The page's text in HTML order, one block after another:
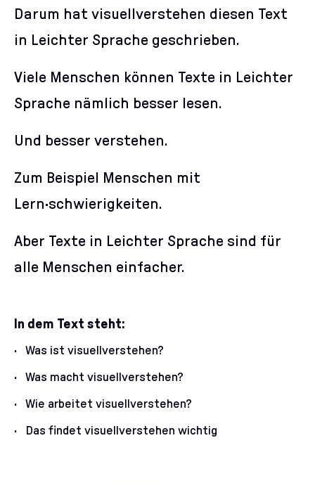
Darum hat visuellverstehen diesen Text
in Leichter Sprache geschrieben.
Viele Menschen können Texte in Leichter
Sprache nämlich besser lesen.
Und besser verstehen.
Zum Beispiel Menschen mit
Lern·schwierigkeiten.
Aber Texte in Leichter Sprache sind für
alle Menschen einfacher.
In dem Text steht:
Was ist visuellverstehen?
Was macht visuellverstehen?
Wie arbeitet visuellverstehen?
Das findet visuellverstehen wichtig